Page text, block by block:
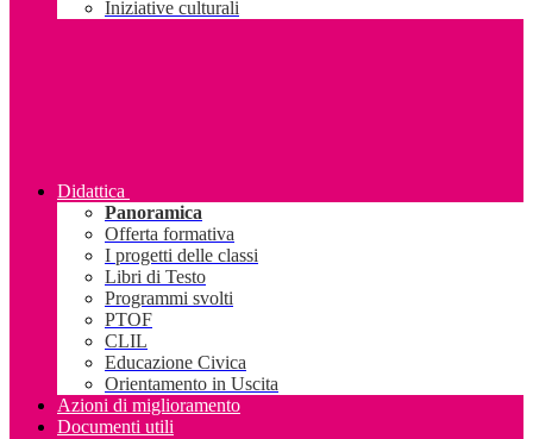
Iniziative culturali
Didattica
Panoramica
Offerta formativa
I progetti delle classi
Libri di Testo
Programmi svolti
PTOF
CLIL
Educazione Civica
Orientamento in Uscita
Azioni di miglioramento
Documenti utili